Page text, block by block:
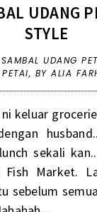
UDANG
STYLE
UDANG
, BY ALIA
keluar
sekali
Fish Market.
sebelum